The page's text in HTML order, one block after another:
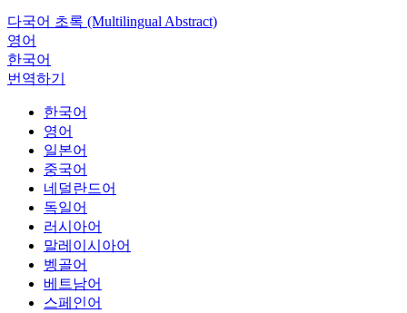
다국어 초록 (Multilingual Abstract)
영어
한국어
번역하기
한국어
영어
일본어
중국어
네덜란드어
독일어
러시아어
말레이시아어
벵골어
베트남어
스페인어